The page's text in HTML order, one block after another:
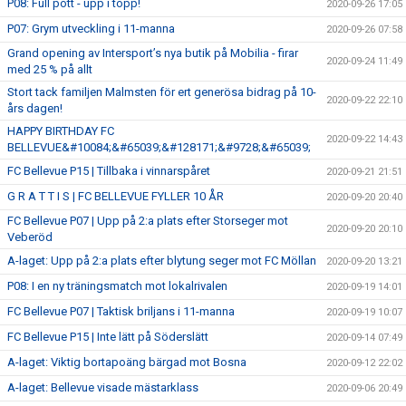
P08: Full pott - upp i topp! 2020-09-26 17:05
P07: Grym utveckling i 11-manna 2020-09-26 07:58
Grand opening av Intersport’s nya butik på Mobilia - firar
med 25 % på allt
2020-09-24 11:49
Stort tack familjen Malmsten för ert generösa bidrag på 10-
års dagen!
2020-09-22 22:10
HAPPY BIRTHDAY FC
BELLEVUE&#10084;&#65039;&#128171;&#9728;&#65039;
2020-09-22 14:43
FC Bellevue P15 | Tillbaka i vinnarspåret 2020-09-21 21:51
G R A T T I S | FC BELLEVUE FYLLER 10 ÅR 2020-09-20 20:40
FC Bellevue P07 | Upp på 2:a plats efter Storseger mot
Veberöd
2020-09-20 20:10
A-laget: Upp på 2:a plats efter blytung seger mot FC Möllan 2020-09-20 13:21
P08: I en ny träningsmatch mot lokalrivalen 2020-09-19 14:01
FC Bellevue P07 | Taktisk briljans i 11-manna 2020-09-19 10:07
FC Bellevue P15 | Inte lätt på Söderslätt 2020-09-14 07:49
A-laget: Viktig bortapoäng bärgad mot Bosna 2020-09-12 22:02
A-laget: Bellevue visade mästarklass 2020-09-06 20:49